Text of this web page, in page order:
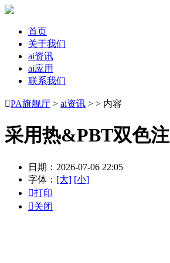
首页
关于我们
ai资讯
ai应用
联系我们
PA旗舰厅 > ai资讯 > > 内容
采用热&PBT双色注
日期：2026-07-06 22:05
字体： [大] [小]
打印
关闭